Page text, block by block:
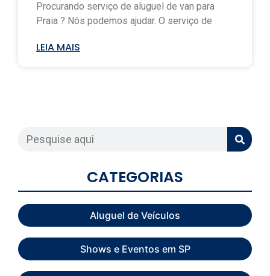
Procurando serviço de aluguel de van para
Praia ? Nós podemos ajudar. O serviço de
LEIA MAIS
CATEGORIAS
Aluguel de Veículos
Shows e Eventos em SP